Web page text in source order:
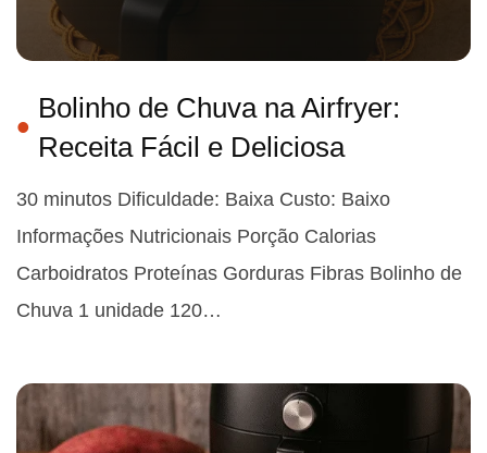
Bolinho de Chuva na Airfryer:
Receita Fácil e Deliciosa
30 minutos Dificuldade: Baixa Custo: Baixo
Informações Nutricionais Porção Calorias
Carboidratos Proteínas Gorduras Fibras Bolinho de
Chuva 1 unidade 120…